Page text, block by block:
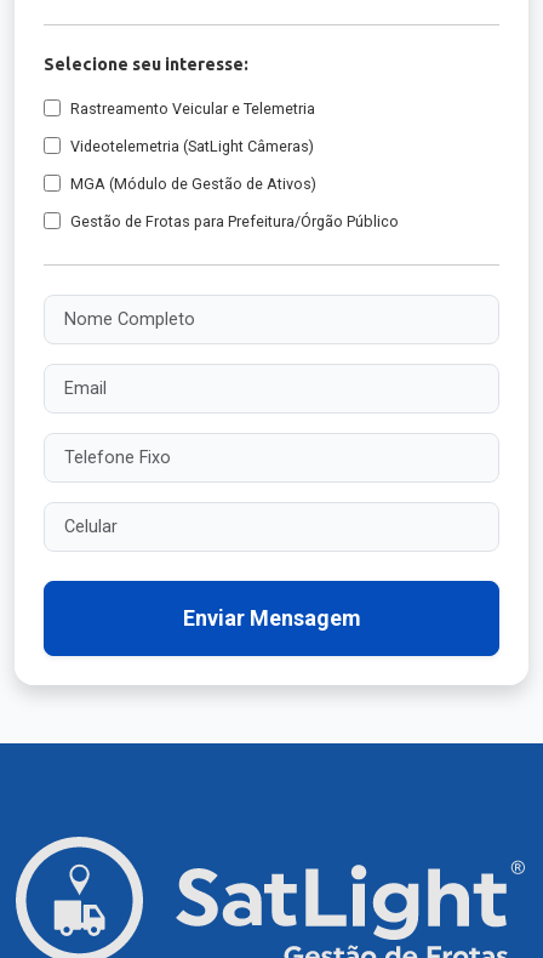
Selecione seu interesse:
Rastreamento Veicular e Telemetria
Videotelemetria (SatLight Câmeras)
MGA (Módulo de Gestão de Ativos)
Gestão de Frotas para Prefeitura/Órgão Público
Nome Completo
Email
Telefone Fixo
Celular
Enviar Mensagem